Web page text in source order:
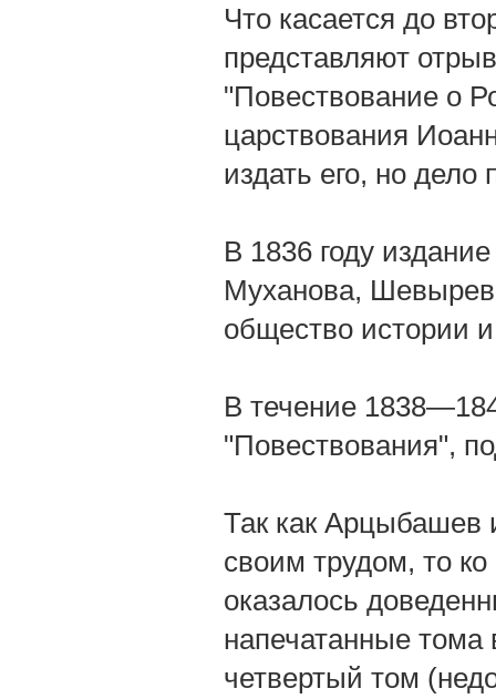
Что касается до
представляют
"Повествование о
царствования
издать его, но дело
В 1836 году
Муханова,
общество истории
В течение
"Повествования",
Так как Арцыбашев
своим трудом, то
оказалось
напечатанные тома
четвертый том